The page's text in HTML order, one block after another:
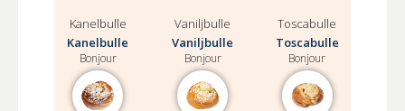
Kanelbulle
Kanelbulle
Bonjour
Vaniljbulle
Vaniljbulle
Bonjour
Toscabulle
Toscabulle
Bonjour